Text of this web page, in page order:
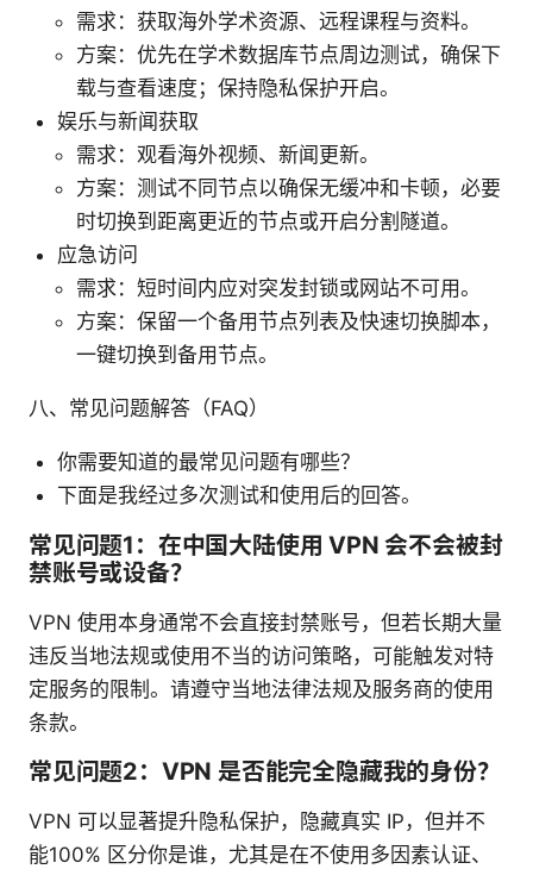
需求：获取海外学术资源、远程课程与资料。
方案：优先在学术数据库节点周边测试，确保下
载与查看速度；保持隐私保护开启。
娱乐与新闻获取
需求：观看海外视频、新闻更新。
方案：测试不同节点以确保无缓冲和卡顿，必要
时切换到距离更近的节点或开启分割隧道。
应急访问
需求：短时间内应对突发封锁或网站不可用。
方案：保留一个备用节点列表及快速切换脚本，
一键切换到备用节点。
八、常见问题解答（FAQ）
你需要知道的最常见问题有哪些？
下面是我经过多次测试和使用后的回答。
常见问题1：在中国大陆使用 VPN 会不会被封
禁账号或设备？
VPN 使用本身通常不会直接封禁账号，但若长期大量
违反当地法规或使用不当的访问策略，可能触发对特
定服务的限制。请遵守当地法律法规及服务商的使用
条款。
常见问题2：VPN 是否能完全隐藏我的身份？
VPN 可以显著提升隐私保护，隐藏真实 IP，但并不
能100% 区分你是谁，尤其是在不使用多因素认证、